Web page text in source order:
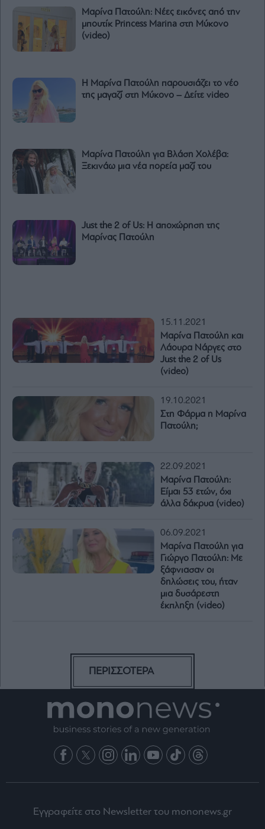
Μαρίνα Πατούλη: Νέες εικόνες από την
μπουτίκ Princess Marina στη Μύκονο
(video)
Η Μαρίνα Πατούλη παρουσιάζει το νέο
της μαγαζί στη Μύκονο – Δείτε video
Μαρίνα Πατούλη για Βλάση Χολέβα:
Ξεκινάω μια νέα πορεία μαζί του
Just the 2 of Us: Η αποχώρηση της
Μαρίνας Πατούλη
15.11.2021
Μαρίνα Πατούλη και
Λάουρα Νάργες στο
Just the 2 of Us
(video)
19.10.2021
Στη Φάρμα η Μαρίνα
Πατούλη;
22.09.2021
Μαρίνα Πατούλη:
Είμαι 53 ετών, όχι
άλλα δάκρυα (video)
06.09.2021
Μαρίνα Πατούλη για
Γιώργο Πατούλη: Με
ξάφνιασαν οι
δηλώσεις του, ήταν
μια δυσάρεστη
έκπληξη (video)
ΠΕΡΙΣΣΟΤΕΡΑ
Εγγραφείτε στο Newsletter του mononews.gr